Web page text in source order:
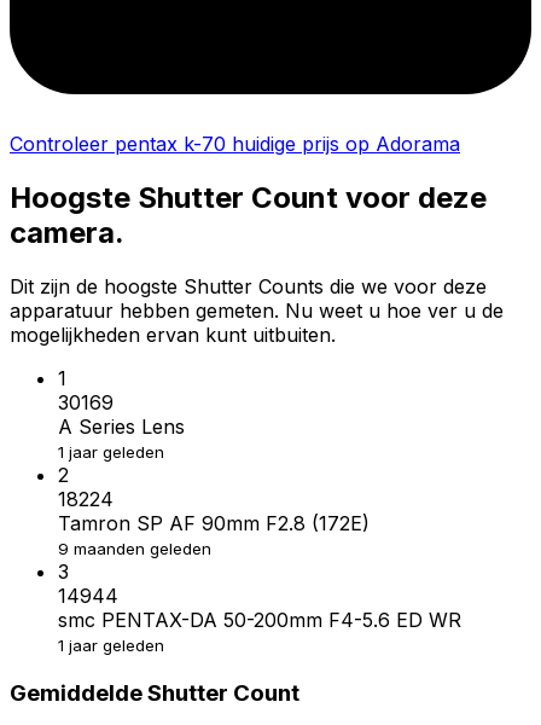
Controleer pentax k-70 huidige prijs op Adorama
Hoogste Shutter Count voor deze
camera.
Dit zijn de hoogste Shutter Counts die we voor deze
apparatuur hebben gemeten. Nu weet u hoe ver u de
mogelijkheden ervan kunt uitbuiten.
1
30169
A Series Lens
1 jaar geleden
2
18224
Tamron SP AF 90mm F2.8 (172E)
9 maanden geleden
3
14944
smc PENTAX-DA 50-200mm F4-5.6 ED WR
1 jaar geleden
Gemiddelde Shutter Count